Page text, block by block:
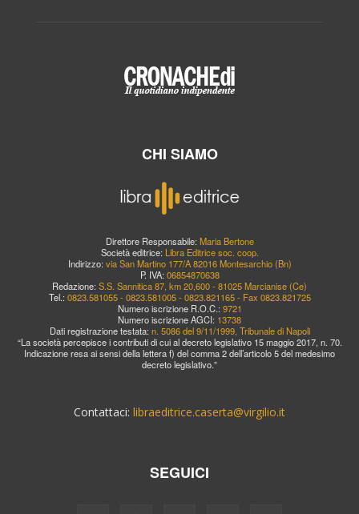
CHI SIAMO
Direttore Responsabile: Maria Bertone
Società editrice: Libra Editrice soc. coop.
Indirizzo: via San Martino 177/A 82016 Montesarchio (Bn)
P. IVA: 06854870638
Redazione: S.S. Sannitica 87, km 20,600 - 81025 Marcianise (Ce)
Tel.: 0823.581055 - 0823.581005 - 0823.821165 - Fax 0823.821725
Numero iscrizione R.O.C.: 9721
Numero iscrizione AGCI: 13738
Dati registrazione testata: n. 5086 del 9/11/1999, Tribunale di Napoli
“La società percepisce i contributi di cui al decreto legislativo 15 maggio 2017, n. 70.
Indicazione resa ai sensi della lettera f) del comma 2 dell’articolo 5 del medesimo
decreto legislativo.”
Contattaci: libraeditrice.caserta@virgilio.it
SEGUICI